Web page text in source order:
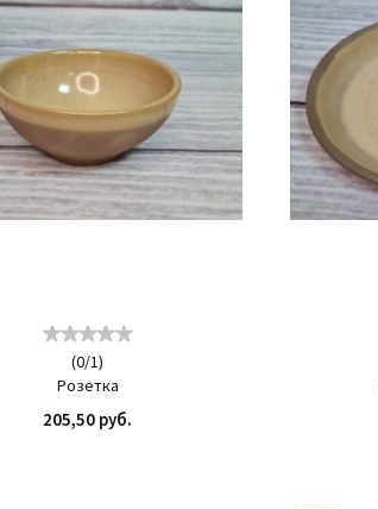
(0/1)
Розетка
205,50 руб.